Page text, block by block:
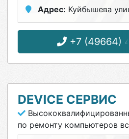
Адрес: Куйбышева
+7 (49664)
DEVICE СЕРВИС
по ремонту компьютеров